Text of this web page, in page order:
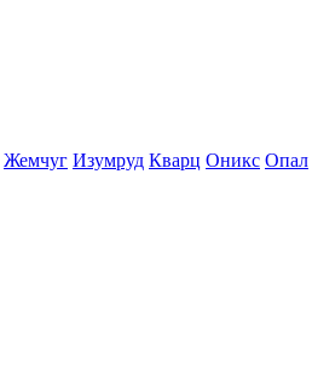
Жемчуг Изумруд Кварц Оникс Опал